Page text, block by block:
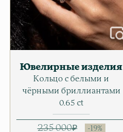
Ювелирные изделия
Кольцо с белыми и
чёрными бриллиантами
0.65 ct
235 000₽